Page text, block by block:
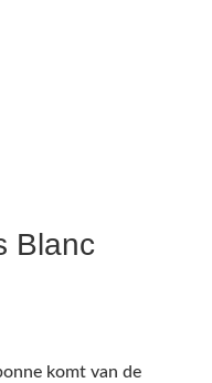
Blanc
komt van de